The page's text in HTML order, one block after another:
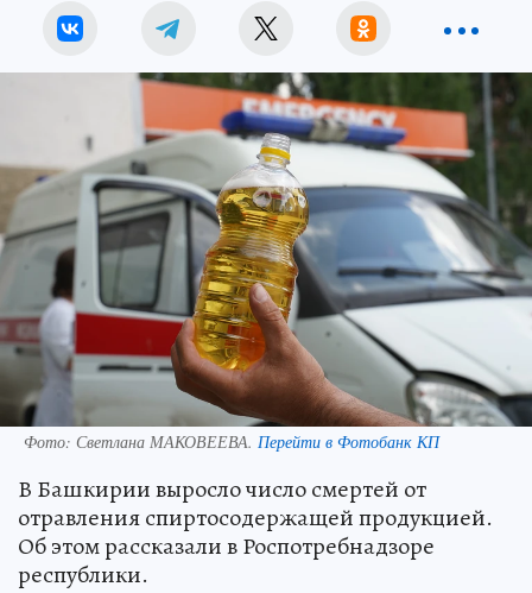
Фото: Светлана МАКОВЕЕВА. Перейти в Фотобанк КП
В Башкирии выросло число смертей от
отравления спиртосодержащей продукцией.
Об этом рассказали в Роспотребнадзоре
республики.